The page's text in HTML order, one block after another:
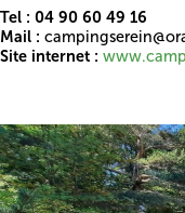
Tel : 04 90 60 49 16
Mail :
Site internet :